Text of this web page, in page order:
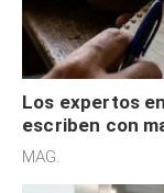
Los expertos
escriben con
acelerado y no
MAG.